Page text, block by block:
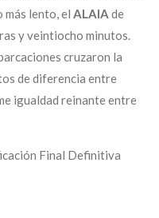
más lento, el ALAIA de
y veintiocho minutos.
cruzaron la
de diferencia entre
igualdad reinante entre
Final Definitiva